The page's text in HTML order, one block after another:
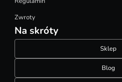
Zwroty
Na skróty
Sklep
Blog